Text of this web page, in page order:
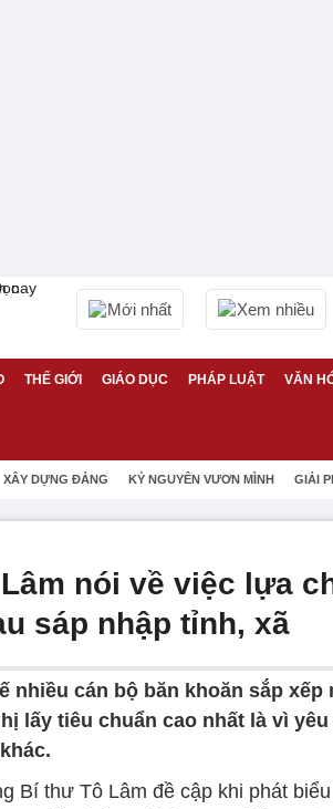
Mới nhất Xem nhiều
THẾ GIỚI GIÁO DỤC PHÁP LUẬT VĂN
XÂY DỰNG ĐẢNG KỶ NGUYÊN VƯƠN MÌNH GIẢI
nói về việc lựa
sáp nhập tỉnh, xã
nhiều cán bộ băn khoăn sắp xếp
lấy tiêu chuẩn cao nhất là vì
Bí thư Tô Lâm đề cập khi phát